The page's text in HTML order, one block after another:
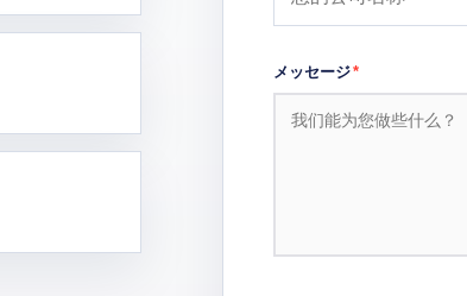
メッセージ*